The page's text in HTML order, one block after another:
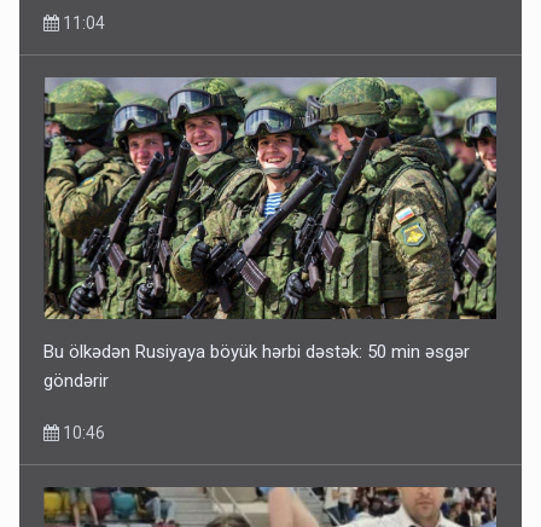
11:04
Bu ölkədən Rusiyaya böyük hərbi dəstək: 50 min əsgər
göndərir
10:46